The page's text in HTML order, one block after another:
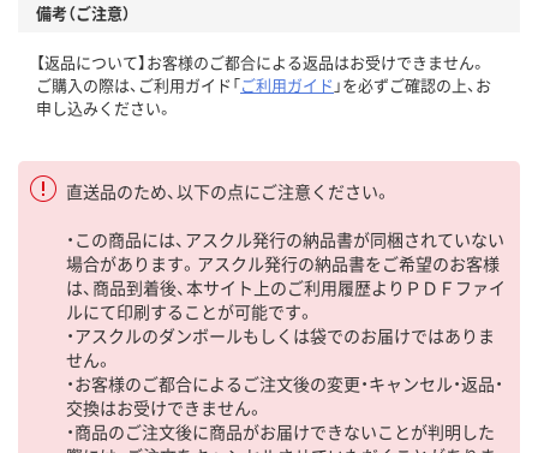
備考（ご注意）
【返品について】お客様のご都合による返品はお受けできません。
ご購入の際は、ご利用ガイド「ご利用ガイド 」を必ずご確認の上、お
申し込みください。
直送品のため、以下の点にご注意ください。
・この商品には、アスクル発行の納品書が同梱されていない
場合があります。アスクル発行の納品書をご希望のお客様
は、商品到着後、本サイト上のご利用履歴よりＰＤＦファイ
ルにて印刷することが可能です。
・アスクルのダンボールもしくは袋でのお届けではありま
せん。
・お客様のご都合によるご注文後の変更・キャンセル・返品・
交換はお受けできません。
・商品のご注文後に商品がお届けできないことが判明した